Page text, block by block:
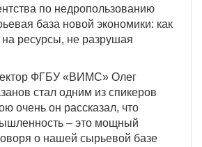
по недропользованию
база новой экономики: как
на ресурсы, не разрушая
ФГБУ «ВИМС» Олег
стал одним из спикеров
очень он рассказал, что
– это мощный
о нашей сырьевой базе